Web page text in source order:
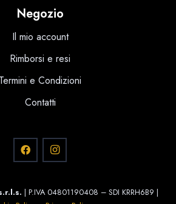
Negozio
Il mio account
Rimborsi e resi
Termini e Condizioni
Contatti
| P.IVA 04801190408 – SDI KRRH6B9 |